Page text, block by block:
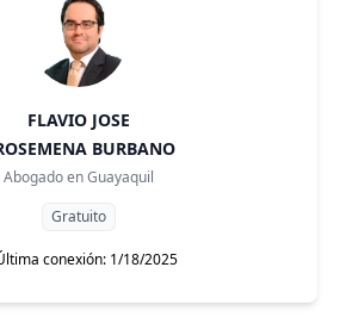
FLAVIO JOSE
BURBANO
Abogado enGuayaquil
Gratuito
conexión: 1/18/2025